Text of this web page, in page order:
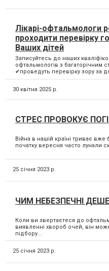
Лікарі-офтальмологи
проходити перевірку
Ваших дітей
Записуйтесь до наших
офтальмологів з багаторічним
✔проведуть перевірку зору за
30 квітня 2025 р.
СТРЕС ПРОВОКУЄ
Війна в нашій країні триває вже
початку вересня часто лунали
25 січня 2023 р.
ЧИМ НЕБЕЗПЕЧНІ
Коли ви звертаєтеся до
виявленні хвороб очей, він
підбору...
25 січня 2023 р.